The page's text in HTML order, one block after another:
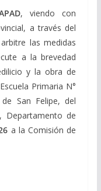
, viendo con
a través del
las medidas
a la brevedad
y la obra de
Primaria N°
San Felipe, del
Departamento de
a la Comisión de